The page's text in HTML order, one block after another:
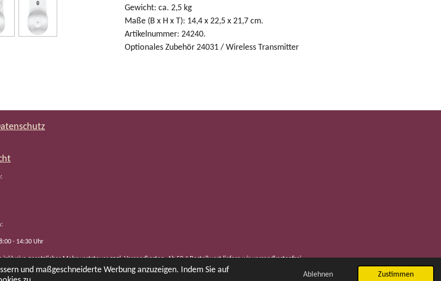
und maßgeschneiderte Werbung anzuzeigen. Indem Sie auf
Ablehnen Zustimmen
Gewicht: ca. 2,5 kg
Maße (B x H x T): 14,4 x 22,5 x 21,7 cm.
Artikelnummer: 24240.
Optionales Zubehör 24031 / Wireless Transmitter
:
:
- 14:30 Uhr
gesetzlicher Mehrwertsteuer zzgl. Versandkosten. Ab 50 € Bestellwert liefern wir versandkostenfrei.
Besuchen Sie auch unseren tozishopGastro